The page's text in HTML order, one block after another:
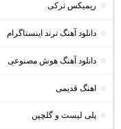
ریمیکس ترکی
دانلود آهنگ ترند اینستاگرام
دانلود آهنگ هوش مصنوعی
اهنگ قدیمی
پلی لیست و گلچین